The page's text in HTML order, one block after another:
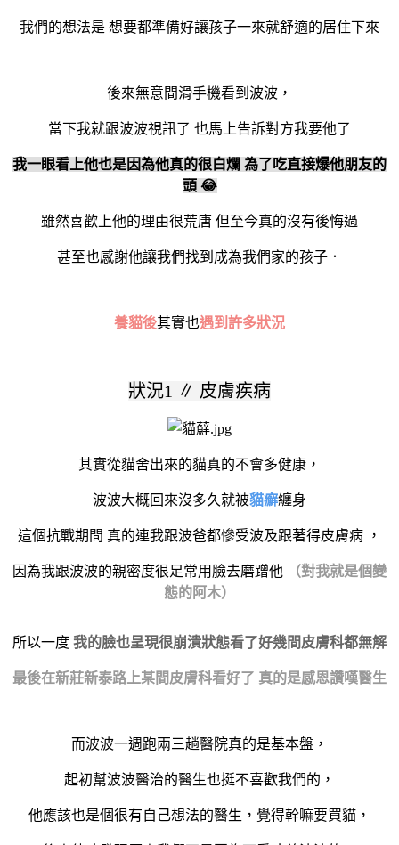
我們的想法是 想要都準備好讓孩子一來就舒適的居住下來
後來無意間滑手機看到波波，
當下我就跟波波視訊了 也馬上告訴對方我要他了
我一眼看上他也是因為他真的很白爛 為了吃直接爆他朋友的
頭 😂
雖然喜歡上他的理由很荒唐 但至今真的沒有後悔過
甚至也感謝他讓我們找到成為我們家的孩子．
養貓後其實也遇到許多狀況
狀況1 ∥ 皮膚疾病
其實從貓舍出來的貓真的不會多健康，
波波大概回來沒多久就被貓癬纏身
這個抗戰期間 真的連我跟波爸都慘受波及跟著得皮膚病 ，
因為我跟波波的親密度很足常用臉去磨蹭他
（對我就是個變
態的阿木）
所以一度 我的臉也呈現很崩潰狀態看了好幾間皮膚科都無解
最後在新莊新泰路上某間皮膚科看好了 真的是感恩讚嘆醫生
而波波一週跑兩三趟醫院真的是基本盤，
起初幫波波醫治的醫生也挺不喜歡我們的，
他應該也是個很有自己想法的醫生，覺得幹嘛要買貓，